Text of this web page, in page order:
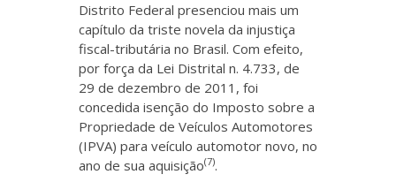
Distrito Federal presenciou mais um
capítulo da triste novela da injustiça
fiscal-tributária no Brasil. Com efeito,
por força da Lei Distrital n. 4.733, de
29 de dezembro de 2011, foi
concedida isenção do Imposto sobre a
Propriedade de Veículos Automotores
(IPVA) para veículo automotor novo, no
ano de sua aquisição(7).